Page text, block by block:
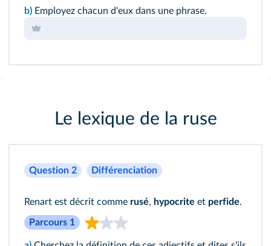
b) Employez chacun d'eux dans une phrase.
Le lexique de la ruse
Question 2 Différenciation
Renart est décrit comme rusé, hypocrite et perfide.
Parcours 1